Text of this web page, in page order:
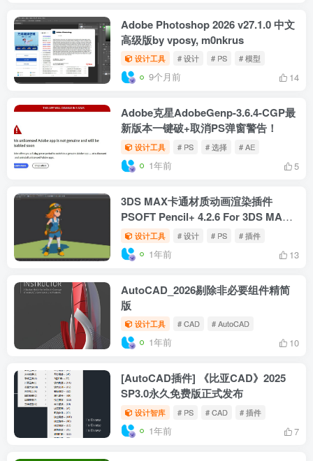
Cinema 4D必备插件：Laubwerk植物
库7套完整版，打造超逼真环境渲染
设计工具 # 3D植物模型 # 建筑设计插件
8个月前 6
Forester vl.5.7 for Cinema 4D
R20.R2025 + Expansion Pack 1-2
设计工具 # 3DQUAKERS Forester
8个月前 7
Adobe Photoshop 2026 v27.1.0 中文
高级版by vposy, m0nkrus
设计工具 # 设计 # PS # 模型
9个月前 14
Adobe克星AdobeGenp-3.6.4-CGP最
新版本一键破+取消PS弹窗警告！
设计工具 # PS # 选择 # AE
1年前 5
3DS MAX卡通材质动画渲染插件
PSOFT Pencil+ 4.2.6 For 3DS MAX
2022-2026
设计工具 # 设计 # PS # 插件
1年前 13